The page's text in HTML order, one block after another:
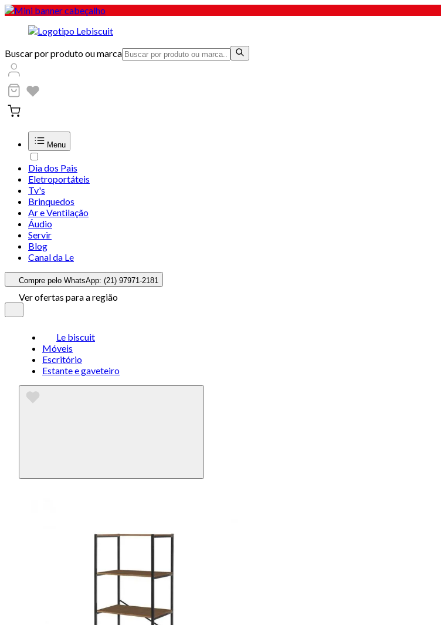
Buscar por produto ou marca
Menu
Dia dos Pais
Eletroportáteis
Tv's
Brinquedos
Ar e Ventilação
Áudio
Servir
Blog
Canal da Le
Compre pelo WhatsApp: (21) 97971-2181
Ver ofertas para a região
Le biscuit
Móveis
Escritório
Estante e gaveteiro